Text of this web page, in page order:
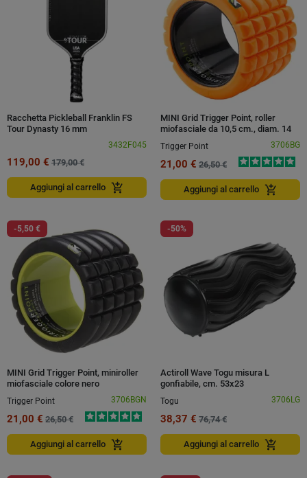
Racchetta Pickleball Franklin FS
Tour Dynasty 16 mm
3432F045
119,00 € 179,00 €
Aggiungi al carrello add_shopping_cart
MINI Grid Trigger Point, roller
miofasciale da 10,5 cm., diam. 14
Trigger Point 3706BG
21,00 € 26,50 €
Aggiungi al carrello add_shopping_cart
-5,50 €
MINI Grid Trigger Point, miniroller
miofasciale colore nero
Trigger Point
3706BGN
21,00 € 26,50 €
Aggiungi al carrello add_shopping_cart
-50%
Actiroll Wave Togu misura L
gonfiabile, cm. 53x23
Togu
3706LG
38,37 € 76,74 €
Aggiungi al carrello add_shopping_cart